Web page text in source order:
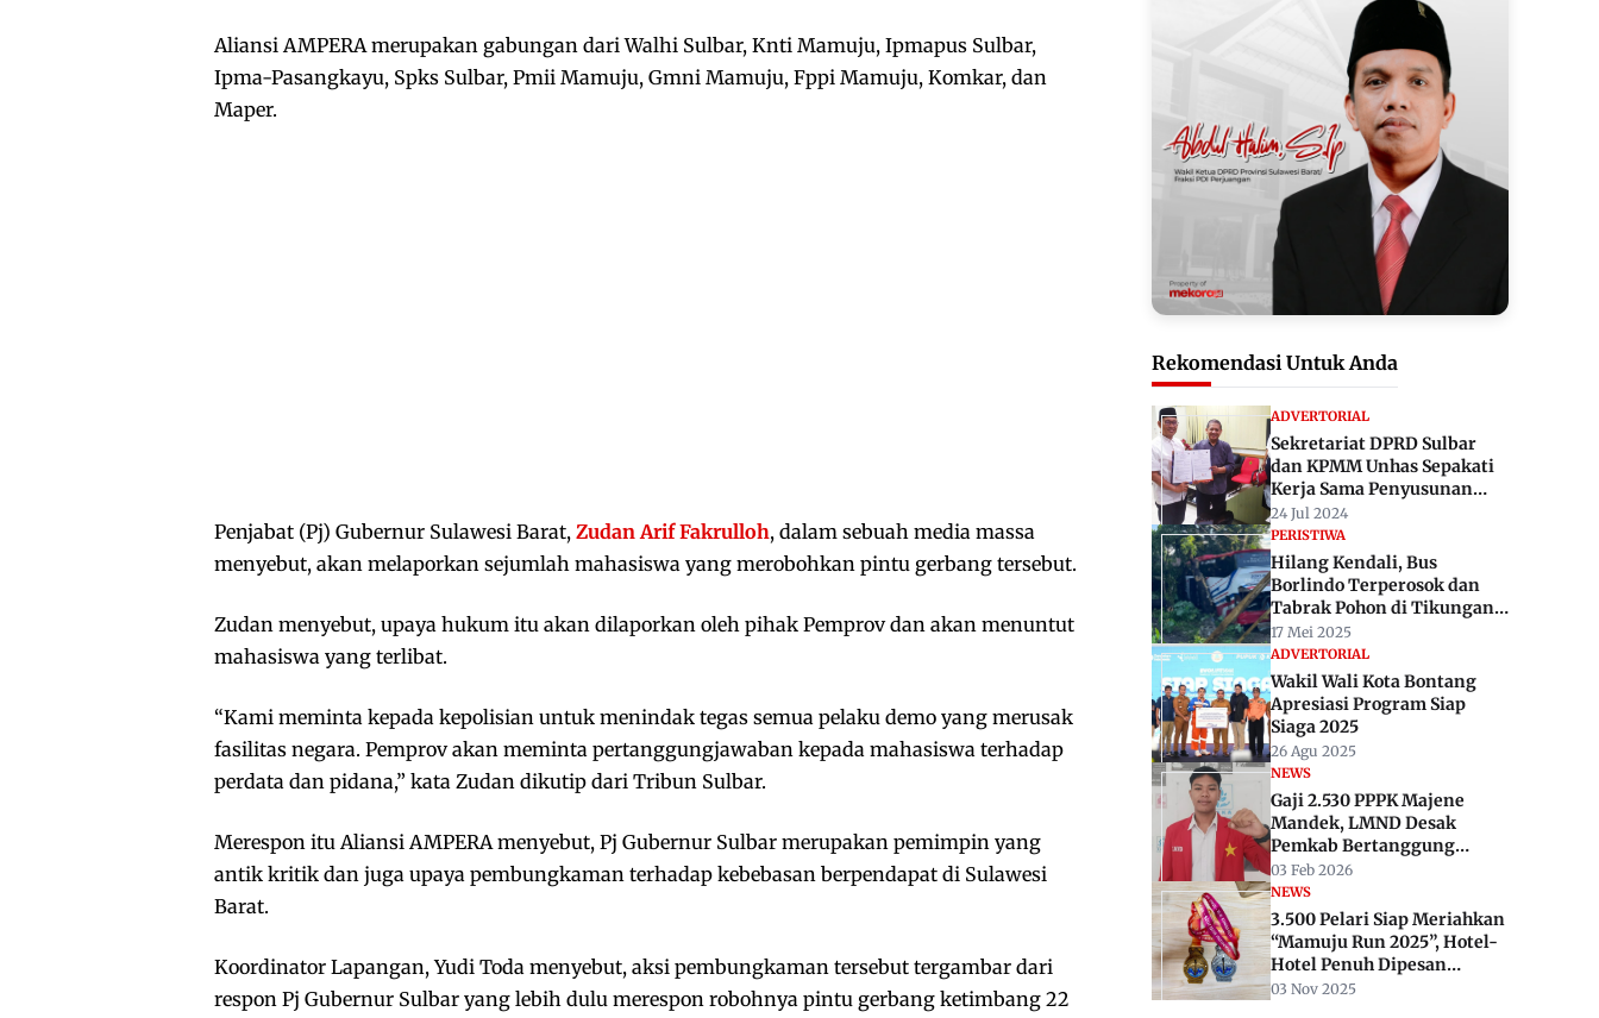
Aliansi AMPERA merupakan gabungan dari Walhi Sulbar, Knti Mamuju, Ipmapus Sulbar,
Ipma-Pasangkayu, Spks Sulbar, Pmii Mamuju, Gmni Mamuju, Fppi Mamuju, Komkar, dan
Maper.
Penjabat (Pj) Gubernur Sulawesi Barat, Zudan Arif Fakrulloh, dalam sebuah media massa
menyebut, akan melaporkan sejumlah mahasiswa yang merobohkan pintu gerbang tersebut.
Zudan menyebut, upaya hukum itu akan dilaporkan oleh pihak Pemprov dan akan menuntut
mahasiswa yang terlibat.
“Kami meminta kepada kepolisian untuk menindak tegas semua pelaku demo yang merusak
fasilitas negara. Pemprov akan meminta pertanggungjawaban kepada mahasiswa terhadap
perdata dan pidana,” kata Zudan dikutip dari Tribun Sulbar.
Merespon itu Aliansi AMPERA menyebut, Pj Gubernur Sulbar merupakan pemimpin yang
antik kritik dan juga upaya pembungkaman terhadap kebebasan berpendapat di Sulawesi
Barat.
Koordinator Lapangan, Yudi Toda menyebut, aksi pembungkaman tersebut tergambar dari
respon Pj Gubernur Sulbar yang lebih dulu merespon robohnya pintu gerbang ketimbang 22
Rekomendasi Untuk Anda
ADVERTORIAL
Sekretariat DPRD Sulbar
dan KPMM Unhas Sepakati
Kerja Sama Penyusunan
Naskah Akademik Ranperda
PSDPK
24 Jul 2024
PERISTIWA
Hilang Kendali, Bus
Borlindo Terperosok dan
Tabrak Pohon di Tikungan
45 Tapalang
17 Mei 2025
ADVERTORIAL
Wakil Wali Kota Bontang
Apresiasi Program Siap
Siaga 2025
26 Agu 2025
NEWS
Gaji 2.530 PPPK Majene
Mandek, LMND Desak
Pemkab Bertanggung
Jawab dan Tak Bertindak
Sepihak
03 Feb 2026
NEWS
3.500 Pelari Siap Meriahkan
“Mamuju Run 2025”, Hotel-
Hotel Penuh Dipesan
Peserta
03 Nov 2025